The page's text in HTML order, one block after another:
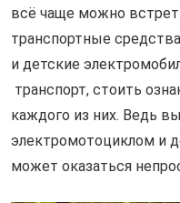
всё чаще можно
транспортные
и детские
транспорт, стоить
каждого из них. Ведь
электромотоциклом и
может оказаться